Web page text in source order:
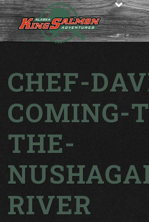
CHEF-
COMING-
THE-
RIVER